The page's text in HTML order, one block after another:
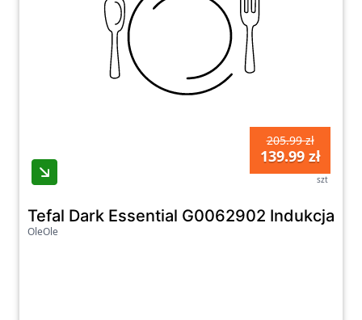
205.99 zł
139.99 zł
szt
Tefal Dark Essential G0062902 Indukcja
OleOle